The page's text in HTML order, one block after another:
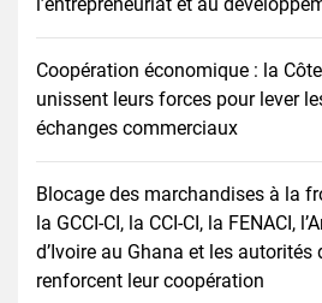
Coopération économique : la
unissent leurs forces pour lever
échanges commerciaux
Blocage des marchandises à la
la GCCI-CI, la CCI-CI, la FENACI,
d’Ivoire au Ghana et les autorités
renforcent leur coopération